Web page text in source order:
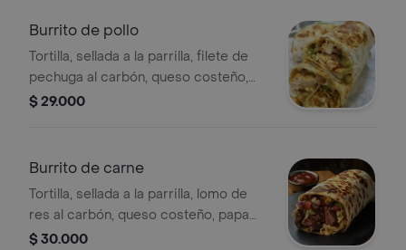
Burrito de pollo
Tortilla, sellada a la parrilla, filete de
pechuga al carbón, queso costeño,
papa chongo, vegetales frescos,
$ 29.000
Burrito de carne
Tortilla, sellada a la parrilla, lomo de
res al carbón, queso costeño, papa
chongo, vegetales frescos,
$ 30.000